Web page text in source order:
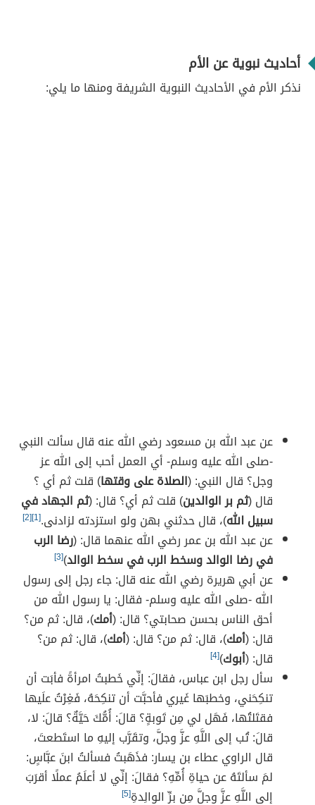
أحاديث نبوية عن الأم
نذكر الأم في الأحاديث النبوية الشريفة ومنها ما يلي:
عن عبد الله بن مسعود رضي الله عنه قال سألت النبي
-صلى الله عليه وسلم- أي العمل أحب إلى الله عز
وجل؟ قال النبي: (الصلاة على وقتها) قلت ثم أي ؟
قال (ثم بر الوالدين) قلت ثم أي؟ قال: (ثم الجهاد في
سبيل الله)، قال حدثني بهن ولو استزدته لزادنى.[1]
[2]
عن عبد الله بن عمر رضي الله عنهما قال: (رضا الرب
في رضا الوالد وسخط الرب في سخط الوالد)
[3]
عن أبي هريرة رضي الله عنه قال: جاء رجل إلى رسول
الله -صلى الله عليه وسلم- فقال: يا رسول الله من
أحق الناس بحسن صحابتي؟ قال: (أمك)، قال: ثم من؟
قال: (أمك)، قال: ثم من؟ قال: (أمك)، قال: ثم من؟
قال: (أبوك)
[4]
سأل رجل ابن عباس، فقالَ: إنِّي خَطبتُ امرأةً فأبَت أن
تنكِحَني، وخطبَها غَيري فأحبَّت أن تنكِحَهُ، فَغِرْتُ علَيها
فقتَلتُها، فَهَل لي مِن تَوبةٍ؟ قالَ: أُمُّكَ حَيَّةٌ؟ قالَ: لا،
قالَ: تُب إلى اللَّهِ عزَّ وجلَّ، وتقَرَّب إليهِ ما استَطعتَ،
قال الراوي عطاء بن يسار: فذَهَبتُ فسألتُ ابنَ عبَّاسٍ:
لمَ سألتَهُ عن حياةِ أُمِّهِ؟ فقالَ: إنِّي لا أعلَمُ عملًا أقرَبَ
إلى اللَّهِ عزَّ وجلَّ مِن برِّ الوالِدةِ[5]